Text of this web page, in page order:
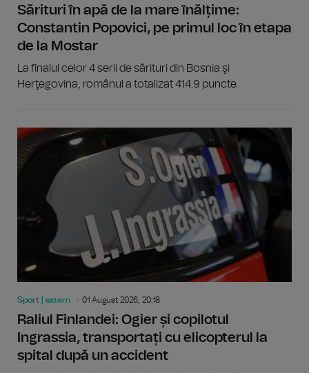
Sărituri în apă de la mare înălțime:
Constantin Popovici, pe primul loc în etapa
de la Mostar
La finalul celor 4 serii de sărituri din Bosnia şi
Herţegovina, românul a totalizat 414.9 puncte.
Sport | extern 01 August 2026, 20:18
Raliul Finlandei: Ogier și copilotul
Ingrassia, transportați cu elicopterul la
spital după un accident